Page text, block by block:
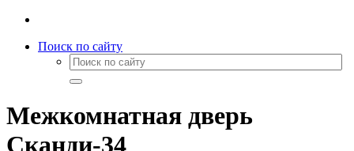
Поиск по сайту
Межкомнатная дверь
Сканди-34